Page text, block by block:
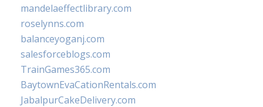
mandelaeffectlibrary.com
roselynns.com
balanceyoganj.com
salesforceblogs.com
TrainGames365.com
BaytownEvaCationRentals.com
JabalpurCakeDelivery.com